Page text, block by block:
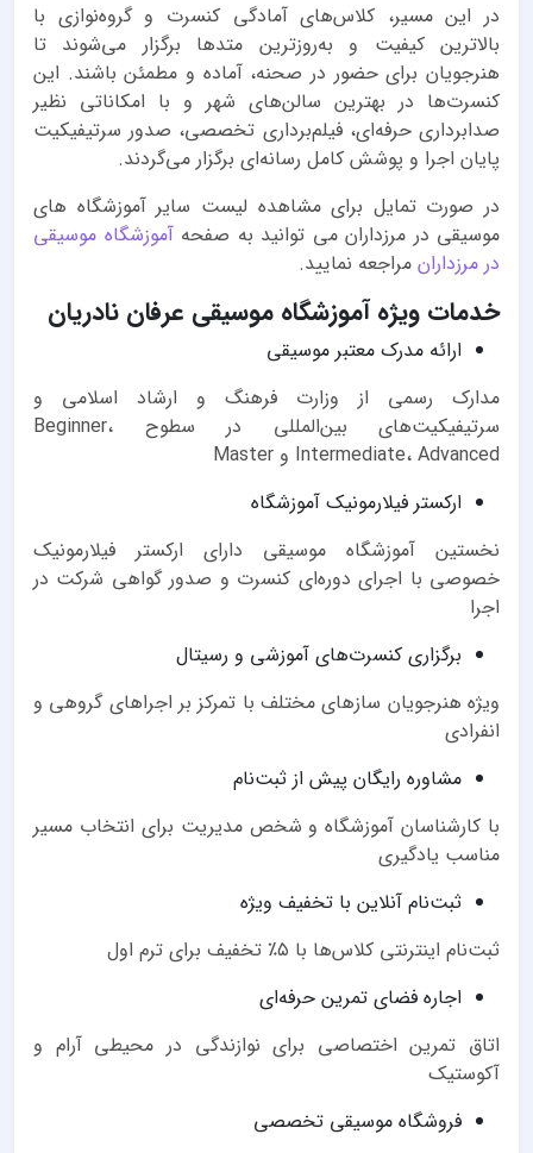
در این مسیر، کلاس‌های آمادگی کنسرت و گروه‌نوازی با
بالاترین کیفیت و به‌روزترین متدها برگزار می‌شوند تا
هنرجویان برای حضور در صحنه، آماده و مطمئن باشند. این
کنسرت‌ها در بهترین سالن‌های شهر و با امکاناتی نظیر
صدابرداری حرفه‌ای، فیلم‌برداری تخصصی، صدور سرتیفیکیت
پایان اجرا و پوشش کامل رسانه‌ای برگزار می‌گردند.
در صورت تمایل برای مشاهده لیست سایر آموزشگاه های
موسیقی در مرزداران می توانید به صفحهآموزشگاه موسیقی
در مرزداران مراجعه نمایید.
خدمات ویژه آموزشگاه موسیقی عرفان نادریان
ارائه مدرک معتبر موسیقی
مدارک رسمی از وزارت فرهنگ و ارشاد اسلامی و
سرتیفیکیت‌های بین‌المللی در سطوح Beginner،
Intermediate، Advanced و Master
ارکستر فیلارمونیک آموزشگاه
نخستین آموزشگاه موسیقی دارای ارکستر فیلارمونیک
خصوصی با اجرای دوره‌ای کنسرت و صدور گواهی شرکت در
اجرا
برگزاری کنسرت‌های آموزشی و رسیتال
ویژه هنرجویان سازهای مختلف با تمرکز بر اجراهای گروهی و
انفرادی
مشاوره رایگان پیش از ثبت‌نام
با کارشناسان آموزشگاه و شخص مدیریت برای انتخاب مسیر
مناسب یادگیری
ثبت‌نام آنلاین با تخفیف ویژه
ثبت‌نام اینترنتی کلاس‌ها با ۵٪ تخفیف برای ترم اول
اجاره فضای تمرین حرفه‌ای
اتاق تمرین اختصاصی برای نوازندگی در محیطی آرام و
آکوستیک
فروشگاه موسیقی تخصصی